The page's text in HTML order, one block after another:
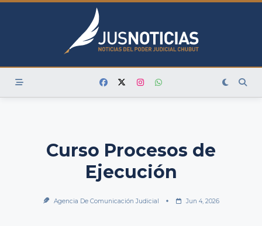
Skip
Curso Procesos de
Ejecución
Agencia De Comunicación Judicial Jun 4, 2026